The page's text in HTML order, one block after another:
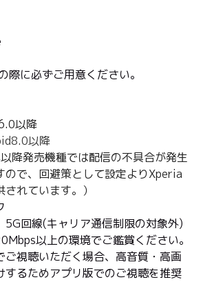
に必ずご用意ください。
以降
以降
降発売機種では配信の不具合が発生
ので、回避策として設定よりXperia
れています。）
回線(キャリア通信制限の対象外)
以上の環境でご鑑賞ください。
視聴いただく場合、高音質・高画
するためアプリ版でのご視聴を推奨